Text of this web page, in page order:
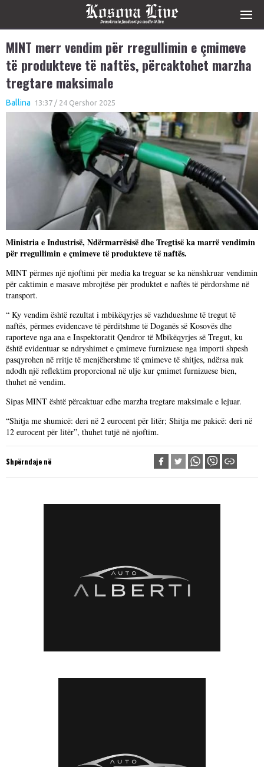
MINT merr vendim për rregullimin e çmimeve
të produkteve të naftës, përcaktohet marzha
tregtare maksimale
Ballina 13:37 / 24 Qershor 2025
Ministria e Industrisë, Ndërmarrësisë dhe Tregtisë ka marrë vendimin
për rregullimin e çmimeve të produkteve të naftës.
MINT përmes një njoftimi për media ka treguar se ka nënshkruar vendimin
për caktimin e masave mbrojtëse për produktet e naftës të përdorshme në
transport.
“ Ky vendim është rezultat i mbikëqyrjes së vazhdueshme të tregut të
naftës, përmes evidencave të përditshme të Doganës së Kosovës dhe
raporteve nga ana e Inspektoratit Qendror të Mbikëqyrjes së Tregut, ku
është evidentuar se ndryshimet e çmimeve furnizuese nga importi shpesh
pasqyrohen në rritje të menjëhershme të çmimeve të shitjes, ndërsa nuk
ndodh një reflektim proporcional në ulje kur çmimet furnizuese bien,
thuhet në vendim.
Sipas MINT është përcaktuar edhe marzha tregtare maksimale e lejuar.
“Shitja me shumicë: deri në 2 eurocent për litër; Shitja me pakicë: deri në
12 eurocent për litër”, thuhet tutjë në njoftim.
Shpërndaje në